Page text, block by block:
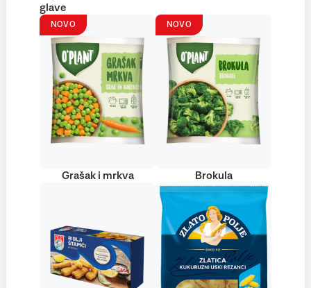
glave
NOVO
Grašak i mrkva
NOVO
Brokula